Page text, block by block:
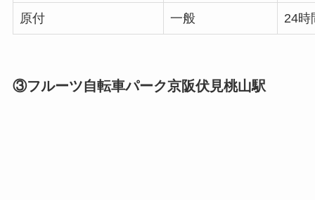
原付 一般 24時
③フルーツ自転車パーク京阪伏見桃山駅